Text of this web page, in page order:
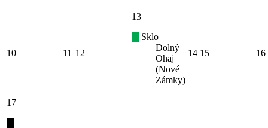
10 11 12
13
Sklo
Dolný
Ohaj
(Nové
Zámky)
14 15 16
17